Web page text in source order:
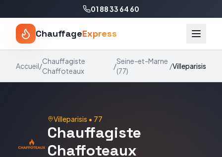
01 88 33 64 60
ChauffageExpress
Accueil/
Chauffagiste
Chaffoteaux
/
Seine-et-Marne
(77)
/Villeparisis
Villeparisis • 77
Chauffagiste
Chaffoteaux